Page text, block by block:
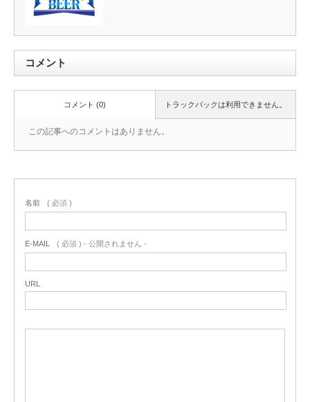
コメント
トラックバックは利用できません。
コメント (0)
この記事へのコメントはありません。
名前 ( 必須 )
E-MAIL ( 必須 ) - 公開されません -
URL